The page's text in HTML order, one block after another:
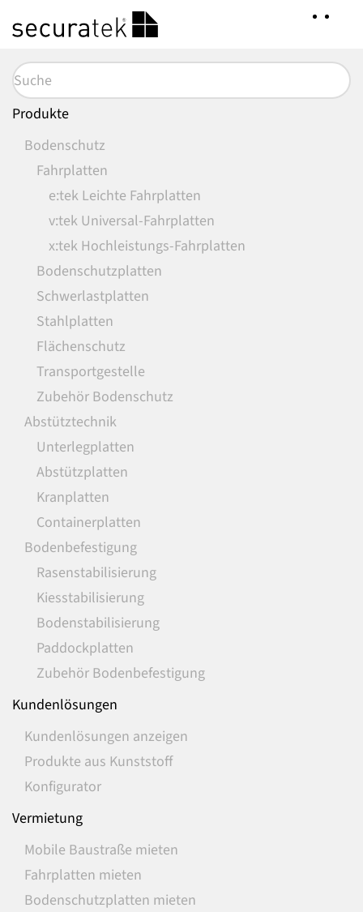
Hauptinhalt
springen
Produkte
Bodenschutz
Fahrplatten
e:tek Leichte Fahrplatten
v:tek Universal-Fahrplatten
x:tek Hochleistungs-Fahrplatten
Bodenschutzplatten
Schwerlastplatten
Stahlplatten
Flächenschutz
Transportgestelle
Zubehör Bodenschutz
Abstütztechnik
Unterlegplatten
Abstützplatten
Kranplatten
Containerplatten
Bodenbefestigung
Rasenstabilisierung
Kiesstabilisierung
Bodenstabilisierung
Paddockplatten
Zubehör Bodenbefestigung
Kundenlösungen
Kundenlösungen anzeigen
Produkte aus Kunststoff
Konfigurator
Vermietung
Mobile Baustraße mieten
Fahrplatten mieten
Bodenschutzplatten mieten